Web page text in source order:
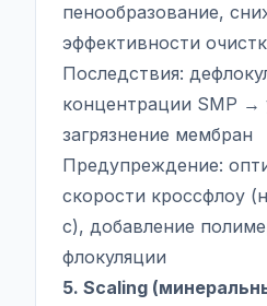
пенообразование,
эффективности
Последствия:
концентрации SMP →
загрязнение мембран
Предупреждение:
скорости кроссфлоу
с), добавление
флокуляции
5. Scaling